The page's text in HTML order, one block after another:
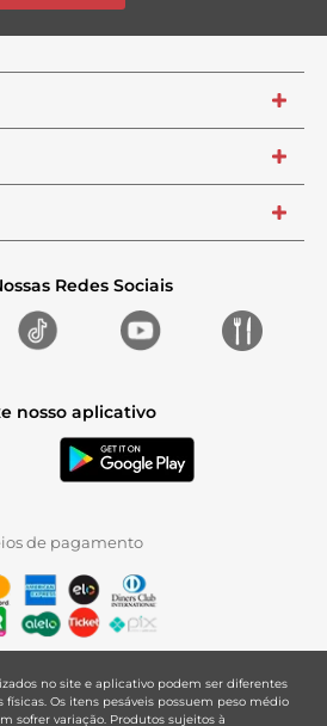
+
+
+
Redes Sociais
nosso aplicativo
de pagamento
no site e aplicativo podem ser diferentes
Os itens pesáveis possuem peso médio
sofrer variação. Produtos sujeitos à